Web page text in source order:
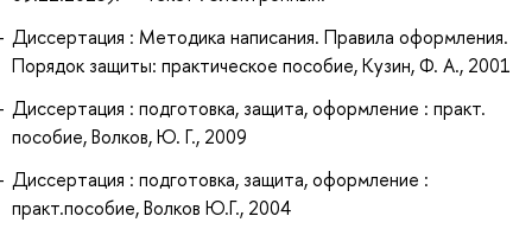
Диссертация : Методика написания. Правила оформления.
Порядок защиты: практическое пособие, Кузин, Ф. А., 2001
Диссертация : подготовка, защита, оформление : практ.
пособие, Волков, Ю. Г., 2009
Диссертация : подготовка, защита, оформление :
практ.пособие, Волков Ю.Г., 2004